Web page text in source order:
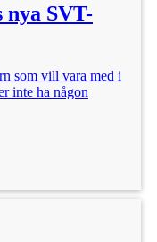
nya SVT-
som vill vara med i
inte ha någon